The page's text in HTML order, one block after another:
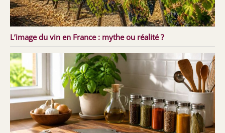
L’image du vin en France : mythe ou réalité ?